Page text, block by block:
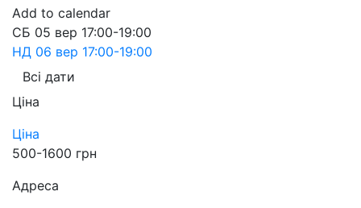
Add to calendar
СБ 05 вер 17:00-19:00
НД 06 вер 17:00-19:00
Всі дати
Ціна
Ціна
500-1600 грн
Адреса